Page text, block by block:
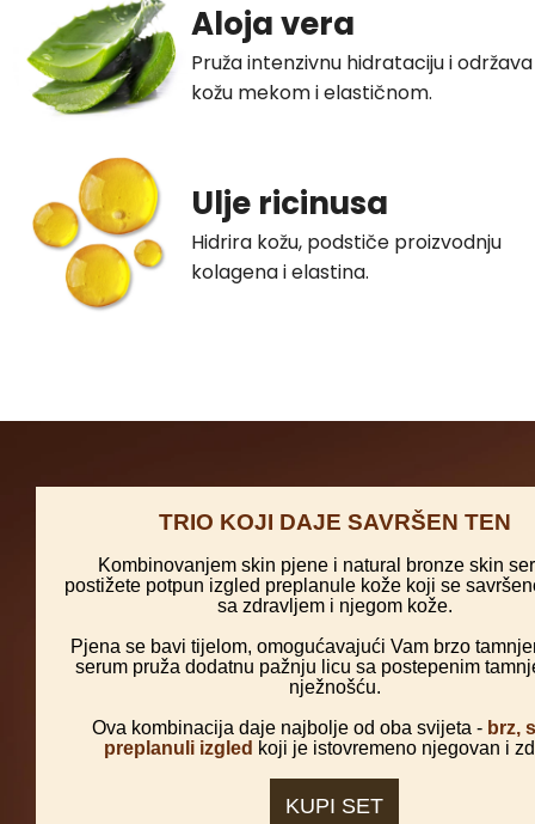
Aloja vera
Pruža intenzivnu hidrataciju i održava
kožu mekom i elastičnom.
Ulje ricinusa
Hidrira kožu, podstiče proizvodnju
kolagena i elastina.
TRIO KOJI DAJE SAVRŠEN TEN
Kombinovanjem skin pjene i natural bronze skin
postižete potpun izgled preplanule kože koji se
sa zdravljem i njegom kože.
Pjena se bavi tijelom, omogućavajući Vam brzo
serum pruža dodatnu pažnju licu sa postepenim
nježnošću.
Ova kombinacija daje najbolje od oba svijeta - brz,
preplanuli izgled koji je istovremeno njegovan i
KUPI SET